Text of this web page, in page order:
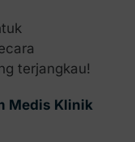
terjangkau!
Medis Klinik